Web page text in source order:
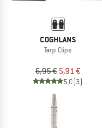
COGHLANS
Tarp Clips
6,95 € 5,91 €
5,0(3)